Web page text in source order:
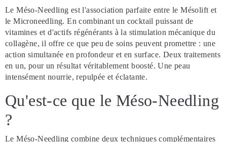
Le Méso-Needling est l'association parfaite entre le Mésolift et
le Microneedling. En combinant un cocktail puissant de
vitamines et d'actifs régénérants à la stimulation mécanique du
collagène, il offre ce que peu de soins peuvent promettre : une
action simultanée en profondeur et en surface. Deux traitements
en un, pour un résultat véritablement boosté. Une peau
intensément nourrie, repulpée et éclatante.
Qu'est-ce que le Méso-Needling
?
Le Méso-Needling combine deux techniques complémentaires